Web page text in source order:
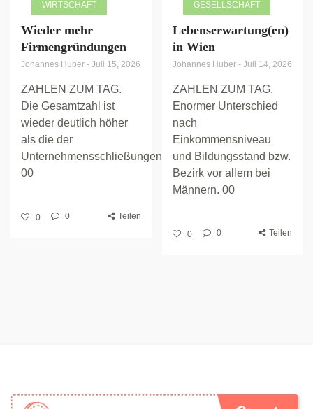
WIRTSCHAFT
Wieder mehr
Firmengründungen
Johannes Huber - Juli 15, 2026
ZAHLEN ZUM TAG.
Die Gesamtzahl ist
wieder deutlich höher
als die der
Unternehmensschließungen.
00
0 0 Teilen
GESELLSCHAFT
Lebenserwartung(en)
in Wien
Johannes Huber - Juli 14, 2026
ZAHLEN ZUM TAG.
Enormer Unterschied
nach
Einkommensniveau
und Bildungsstand bzw.
Bezirk vor allem bei
Männern. 00
0 0 Teilen